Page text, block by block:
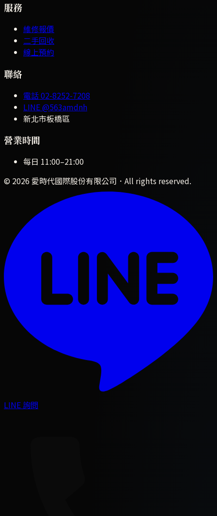
服務
維修報價
二手回收
線上預約
聯絡
電話02-8252-7208
LINE@563amdnh
新北市板橋區
營業時間
每日 11:00–21:00
© 2026 愛時代國際股份有限公司 ．All rights reserved.
LINE 詢問